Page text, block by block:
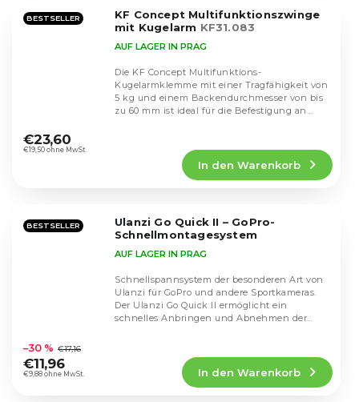
Sternen.
BESTSELLER
KF Concept Multifunktionszwinge
mit Kugelarm KF31.083
durchschnittliche
Produktbewertung
Sternen.
AUF LAGER IN PRAG
€19,50 ohne MwSt.
€23,60
In den Warenkorb
Die KF Concept Multifunktions-
Kugelarmklemme mit einer Tragfähigkeit von
5 kg und einem Backendurchmesser von bis
zu 60 mm ist ideal für die Befestigung an
BESTSELLER
Ulanzi Go Quick II – GoPro-
Schnellmontagesystem
durchschnittliche
Produktbewertung
ist
AUF LAGER IN PRAG
€9,88 ohne MwSt.
–30 % €17,16
€11,96
In den Warenkorb
Schnellspannsystem der besonderen Art von
Ulanzi für GoPro und andere Sportkameras.
Der Ulanzi Go Quick II ermöglicht ein
schnelles Anbringen und Abnehmen der